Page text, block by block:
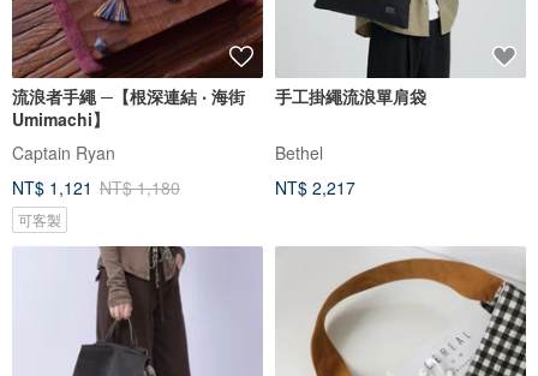
流浪者手繩 ─【根深連結 ‧ 海街
Umimachi】
Captain Ryan
NT$ 1,121 NT$ 1,180
可客製
手工掛繩流浪單肩袋
Bethel
NT$ 2,217